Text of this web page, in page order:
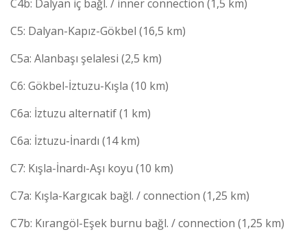
C4b: Dalyan iç bağl. / inner connection (1,5 km)
C5: Dalyan-Kapız-Gökbel (16,5 km)
C5a: Alanbaşı şelalesi (2,5 km)
C6: Gökbel-İztuzu-Kışla (10 km)
C6a: İztuzu alternatif (1 km)
C6a: İztuzu-İnardı (14 km)
C7: Kışla-İnardı-Aşı koyu (10 km)
C7a: Kışla-Kargıcak bağl. / connection (1,25 km)
C7b: Kırangöl-Eşek burnu bağl. / connection (1,25 km)